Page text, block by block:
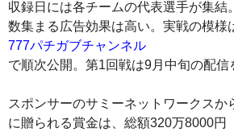
収録日には各チームの代表選手が集結
数集まる広告効果は高い。実戦の模様
777パチガブチャンネル
で順次公開。第1回戦は9月中旬の配信
スポンサーのサミーネットワークスか
に贈られる賞金は、総額320万8000円